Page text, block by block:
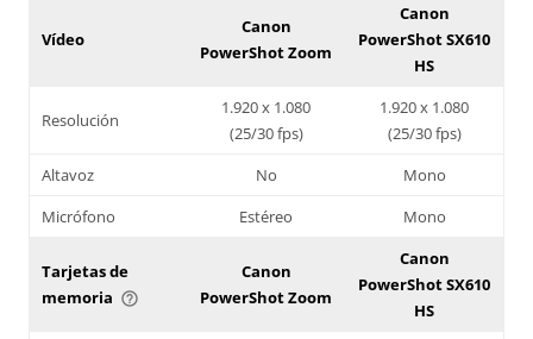
Vídeo
Canon
PowerShot Zoom
Canon
PowerShot SX610
HS
Resolución
1.920 x 1.080
(25/30 fps)
1.920 x 1.080
(25/30 fps)
Altavoz
No
Mono
Micrófono
Estéreo Mono
Tarjetas de
memoria help_outline
Canon
PowerShot Zoom
Canon
PowerShot SX610
HS